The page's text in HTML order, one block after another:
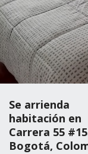
Se arrienda
habitación en
Carrera 55
Bogotá,